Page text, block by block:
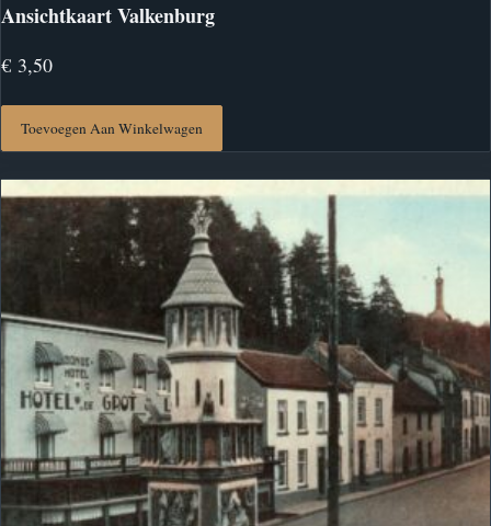
Ansichtkaart Valkenburg
€ 3,50
Toevoegen Aan Winkelwagen